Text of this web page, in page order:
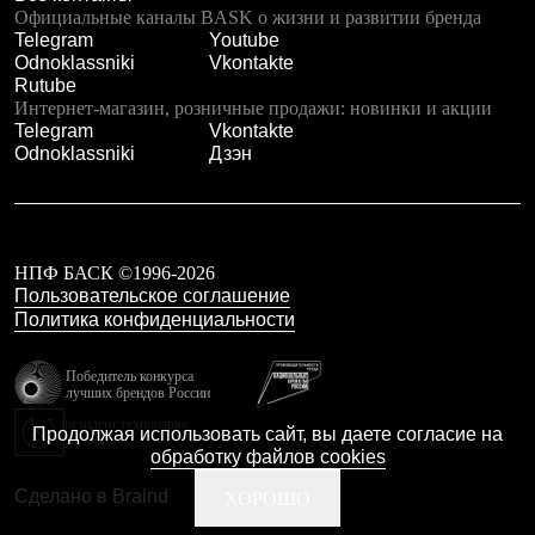
Чуни
Уход за обувью
Аксессуары
Головные уборы
Шапки
Балаклавы и маски
Кепки и бейсболки
Шарфы
Перчатки
Рукавицы
Носки
Брелки
Ремни
Шевроны
Опушки
В Арктику
Официальные каналы BASK о жизни и развитии бренда
Telegram
Youtube
Odnoklassniki
Vkontakte
Rutube
Интернет-магазин, розничные продажи: новинки и акции
Telegram
Vkontakte
Odnoklassniki
Дзэн
НПФ БАСК ©1996-2026
Пользовательское соглашение
Политика конфиденциальности
Победитель конкурса
лучших брендов России
Калибр
Сделано в Braind
Продолжая использовать сайт, вы даете согласие на
обработку файлов cookies